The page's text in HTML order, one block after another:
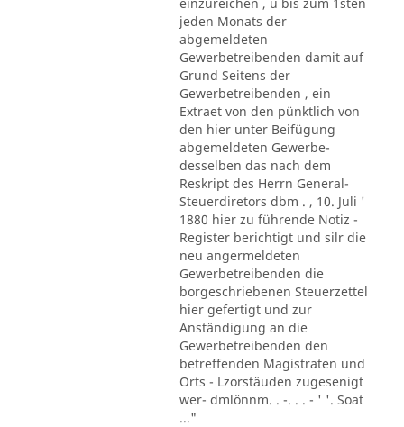
jeden Monats der
abgemeldeten
Gewerbetreibenden damit auf
Grund Seitens der
Gewerbetreibenden , ein
Extraet von den pünktlich von
den hier unter Beifügung
abgemeldeten Gewerbe-
desselben das nach dem
Reskript des Herrn General-
Steuerdiretors dbm . , 10. Juli '
1880 hier zu führende Notiz -
Register berichtigt und silr die
neu angermeldeten
Gewerbetreibenden die
borgeschriebenen Steuerzettel
hier gefertigt und zur
Anständigung an die
Gewerbetreibenden den
betreffenden Magistraten und
Orts - Lzorstäuden zugesenigt
wer- dmlönnm. . -. . . - ' '. Soat
..."